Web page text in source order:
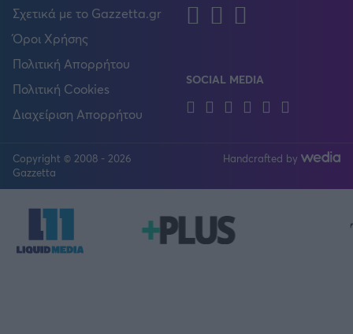
Σχετικά με το Gazzetta.gr
Όροι Χρήσης
Πολιτική Απορρήτου
Πολιτική Cookies
Διαχείριση Απορρήτου
Android
IOS
SOCIAL MEDIA
Facebook
TwitterInstagram
YouTube
TikTok
Copyright © 2008 - 2026
Gazzetta
Handcrafted by